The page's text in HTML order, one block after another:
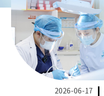
2026-06-17